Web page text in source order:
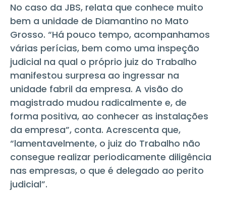
No caso da JBS, relata que conhece muito
bem a unidade de Diamantino no Mato
Grosso. “Há pouco tempo, acompanhamos
várias perícias, bem como uma inspeção
judicial na qual o próprio juiz do Trabalho
manifestou surpresa ao ingressar na
unidade fabril da empresa. A visão do
magistrado mudou radicalmente e, de
forma positiva, ao conhecer as instalações
da empresa”, conta. Acrescenta que,
“lamentavelmente, o juiz do Trabalho não
consegue realizar periodicamente diligência
nas empresas, o que é delegado ao perito
judicial”.